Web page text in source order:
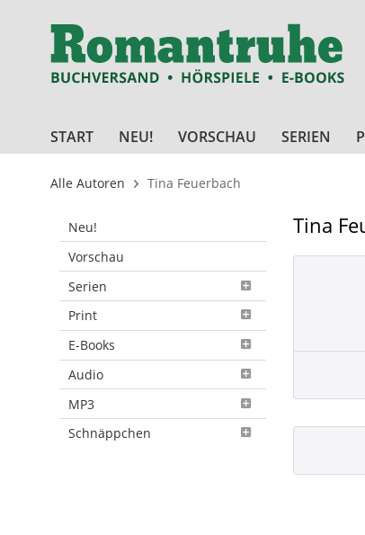
START NEU! VORSCHAU SERIEN
Alle Autoren Tina Feuerbach
Neu!
Vorschau
Serien
Print
E-Books
Audio
MP3
Schnäppchen
Tina